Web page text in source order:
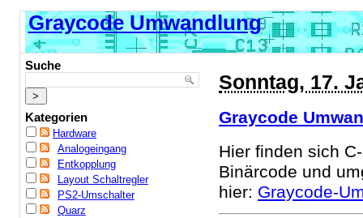
Graycode Umwandlung
Suche
Kategorien
Hardware
Analogeingang
Entkopplung
Layout Schaltregler
PS2-Umschalter
Quarz
Sonntag, 17.
Graycode
Hier finden sich
Binärcode und
hier: Graycode-